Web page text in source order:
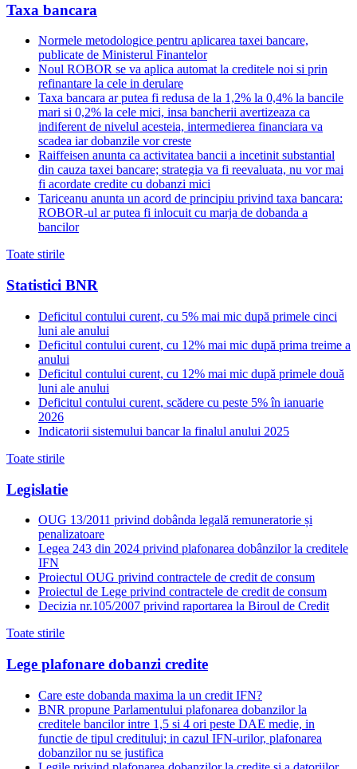
Taxa bancara
Normele metodologice pentru aplicarea taxei bancare,
publicate de Ministerul Finantelor
Noul ROBOR se va aplica automat la creditele noi si prin
refinantare la cele in derulare
Taxa bancara ar putea fi redusa de la 1,2% la 0,4% la bancile
mari si 0,2% la cele mici, insa bancherii avertizeaza ca
indiferent de nivelul acesteia, intermedierea financiara va
scadea iar dobanzile vor creste
Raiffeisen anunta ca activitatea bancii a incetinit substantial
din cauza taxei bancare; strategia va fi reevaluata, nu vor mai
fi acordate credite cu dobanzi mici
Tariceanu anunta un acord de principiu privind taxa bancara:
ROBOR-ul ar putea fi inlocuit cu marja de dobanda a
bancilor
Toate stirile
Statistici BNR
Deficitul contului curent, cu 5% mai mic după primele cinci
luni ale anului
Deficitul contului curent, cu 12% mai mic după prima treime a
anului
Deficitul contului curent, cu 12% mai mic după primele două
luni ale anului
Deficitul contului curent, scădere cu peste 5% în ianuarie
2026
Indicatorii sistemului bancar la finalul anului 2025
Toate stirile
Legislatie
OUG 13/2011 privind dobânda legală remuneratorie și
penalizatoare
Legea 243 din 2024 privind plafonarea dobânzilor la creditele
IFN
Proiectul OUG privind contractele de credit de consum
Proiectul de Lege privind contractele de credit de consum
Decizia nr.105/2007 privind raportarea la Biroul de Credit
Toate stirile
Lege plafonare dobanzi credite
Care este dobanda maxima la un credit IFN?
BNR propune Parlamentului plafonarea dobanzilor la
creditele bancilor intre 1,5 si 4 ori peste DAE medie, in
functie de tipul creditului; in cazul IFN-urilor, plafonarea
dobanzilor nu se justifica